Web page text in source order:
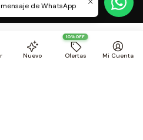
Nuevo
10%OFF
Ofertas Mi Cuenta
de WhatsApp